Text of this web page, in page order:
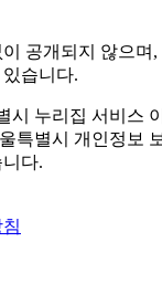
공개되지 않으며,
습니다.
시 누리집 서비스
특별시 개인정보
다.